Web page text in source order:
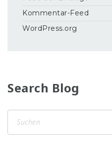
Kommentar-Feed
WordPress.org
Search Blog